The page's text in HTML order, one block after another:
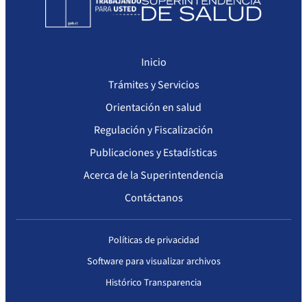
Inicio
Trámites y Servicios
Orientación en salud
Regulación y Fiscalización
Publicaciones y Estadísticas
Acerca de la Superintendencia
Contáctanos
Políticas de privacidad
Software para visualizar archivos
Histórico Transparencia